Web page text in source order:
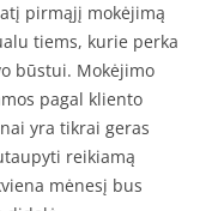
pirmąjį mokėjimą
tiems, kurie perka
būstui. Mokėjimo
pagal kliento
yra tikrai geras
reikiamą
mėnesį bus